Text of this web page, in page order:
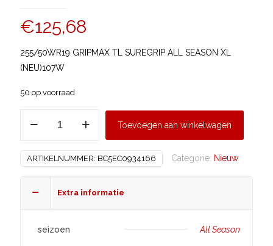
€125,68
255/50WR19 GRIPMAX TL SUREGRIP ALL SEASON XL
(NEU)107W
50 op voorraad
SUREGRIP
Toevoegen aan winkelwagen
ARTIKELNUMMER: BC5EC0934166 Categorie: Nieuw
Extra informatie
seizoen All Season